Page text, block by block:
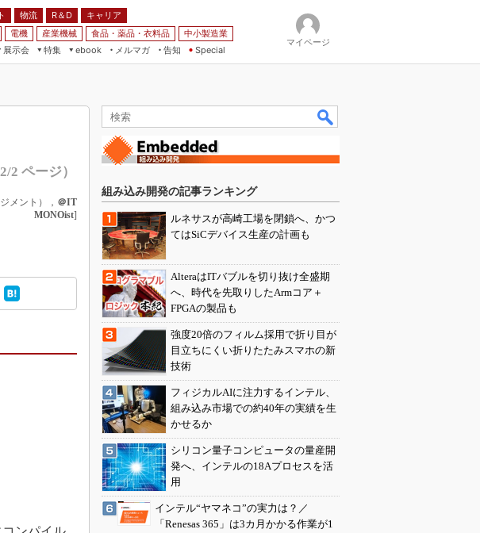
物流 R＆D
キャリア
電機 産業機械 食品・薬品・衣料品
中小製造業
展示会
特集
ebook
メルマガ
告知 Special
マイページ
2/2 ページ）
メント）， ＠IT
MONOist]
組み込み開発の記事ランキング
ルネサスが高崎工場を閉鎖へ、かつ
てはSiCデバイス生産の計画も
AlteraはITバブルを切り抜け全盛期
へ、時代を先取りしたArmコア＋
FPGAの製品も
強度20倍のフィルム採用で折り目が
目立ちにくい折りたたみスマホの新
技術
フィジカルAIに注力するインテル、
組み込み市場での約40年の実績を生
かせるか
シリコン量子コンピュータの量産開
発へ、インテルの18Aプロセスを活
用
インテル“ヤマネコ”の実力は？／
「Renesas 365」は3カ月かかる作業が1